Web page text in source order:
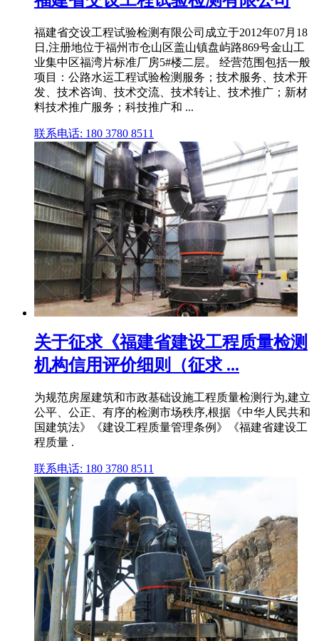
福建省交设工程试验检测有限公司成立于2012年07月18
日,注册地位于福州市仓山区盖山镇盘屿路869号金山工
业集中区福湾片标准厂房5#楼二层。 经营范围包括一般
项目：公路水运工程试验检测服务；技术服务、技术开
发、技术咨询、技术交流、技术转让、技术推广；新材
料技术推广服务；科技推广和 ...
联系电话: 180 3780 8511
关于征求《福建省建设工程质量检测
机构信用评价细则（征求 ...
为规范房屋建筑和市政基础设施工程质量检测行为,建立
公平、公正、有序的检测市场秩序,根据《中华人民共和
国建筑法》《建设工程质量管理条例》《福建省建设工
程质量 .
联系电话: 180 3780 8511